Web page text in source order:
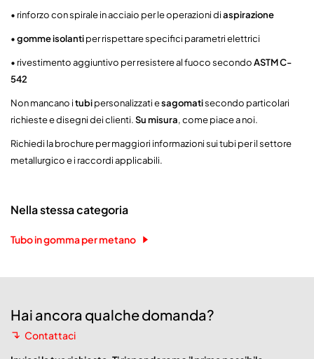
• rinforzo con spirale in acciaio per le operazioni diaspirazione
•gomme isolantiper rispettare specifici parametri elettrici
• rivestimento aggiuntivo per resistere al fuoco secondoASTM C-
542
Non mancano itubipersonalizzati esagomatisecondo particolari
richieste e disegni dei clienti.Su misura, come piace a noi.
Richiedi la brochure per maggiori informazioni sui tubi per il settore
metallurgico e i raccordi applicabili.
Nella stessa categoria
Tubo in gomma per metano
Hai ancora qualche domanda?
Contattaci